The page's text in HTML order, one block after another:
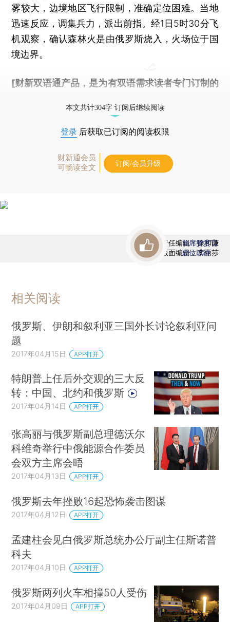
雾较大，边境地区飞行限制，准确定位困难。当地
迅速反应，调集兵力，派出前指。经1日5时30分飞
机观察，确认森林火是由俄罗斯烧入，火场位于国
境边界。
[财新双语通产品，是为有双语需求读者专门订制的
本文共计304字 订阅后继续阅读
登录 后获取已订阅的阅读权限
财新通会员
可畅读全文
订阅/会员升级
责任编辑：徐和谦
版面编辑：李丽莎
首席赞赏官
虚位以待
相关阅读
俄罗斯、伊朗和叙利亚三国外长讨论叙利亚问
题
2017年04月15日 APP打开
特朗普上任后外交观的三大反
转：中国、北约和俄罗斯
2017年04月14日 APP打开
张高丽与俄罗斯副总理德沃尔
科维奇举行中俄能源合作委员
会双方主席会晤
2017年04月13日 APP打开
俄罗斯去年挫败16起恐怖袭击图谋
2017年04月12日 APP打开
孟建柱会见白俄罗斯总统办公厅副主任斯诺普
科夫
2017年04月10日 APP打开
俄罗斯两列火车相撞50人受伤
2017年04月09日 APP打开